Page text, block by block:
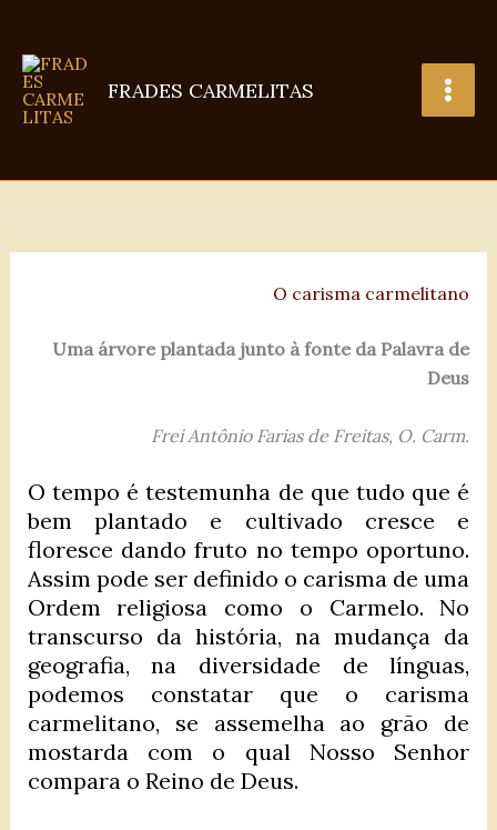
conteúdo
FRADES CARMELITAS
O carisma carmelitano
Uma árvore plantada junto à fonte da Palavra de
Deus
Frei Antônio Farias de Freitas, O. Carm.
O tempo é testemunha de que tudo que é
bem plantado e cultivado cresce e
floresce dando fruto no tempo oportuno.
Assim pode ser definido o carisma de uma
Ordem religiosa como o Carmelo. No
transcurso da história, na mudança da
geografia, na diversidade de línguas,
podemos constatar que o carisma
carmelitano, se assemelha ao grão de
mostarda com o qual Nosso Senhor
compara o Reino de Deus.